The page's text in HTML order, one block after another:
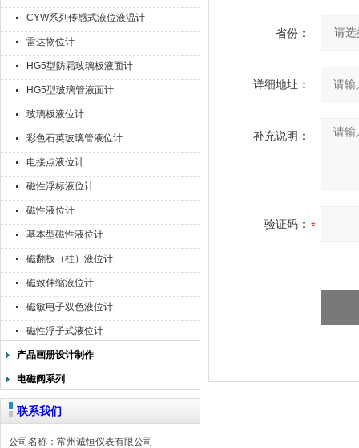
CYW系列传感式液位液温计
雷达物位计
HG5型防霜玻璃板液面计
HG5型玻璃管液面计
玻璃板液位计
彩色石英玻璃管液位计
电接点液位计
磁性浮标液位计
磁性液位计
基本型磁性液位计
磁翻板（柱）液位计
磁致伸缩液位计
磁敏电子双色液位计
磁性浮子式液位计
产品画册设计制作
电磁阀系列
联系我们
公司名称：常州诚恒仪表有限公司
省份：
详细地址：
补充说明：
验证码：